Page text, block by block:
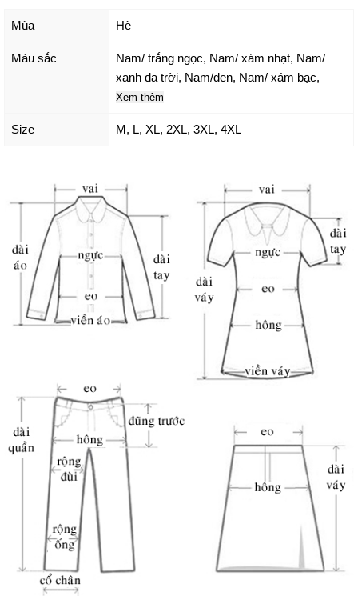
Mùa Hè
Màu sắc Nam/ trắng ngọc, Nam/ xám nhạt, Nam/
xanh da trời, Nam/đen, Nam/ xám bạc,
Xem thêm
Size M, L, XL, 2XL, 3XL, 4XL